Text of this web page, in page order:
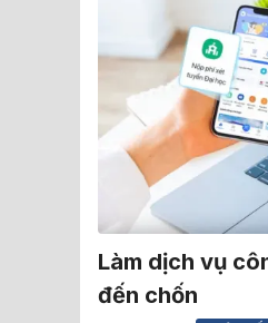
Làm dịch vụ
đến chốn